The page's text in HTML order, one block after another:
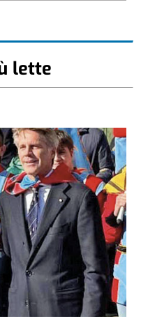
lette